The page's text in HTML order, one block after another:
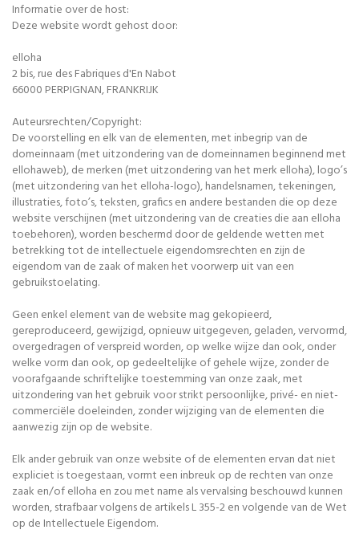
Informatie over de host:
Deze website wordt gehost door:
elloha
2 bis, rue des Fabriques d'En Nabot
66000 PERPIGNAN, FRANKRIJK
Auteursrechten/Copyright:
De voorstelling en elk van de elementen, met inbegrip van de
domeinnaam (met uitzondering van de domeinnamen beginnend met
ellohaweb), de merken (met uitzondering van het merk elloha), logo’s
(met uitzondering van het elloha-logo), handelsnamen, tekeningen,
illustraties, foto’s, teksten, grafics en andere bestanden die op deze
website verschijnen (met uitzondering van de creaties die aan elloha
toebehoren), worden beschermd door de geldende wetten met
betrekking tot de intellectuele eigendomsrechten en zijn de
eigendom van de zaak of maken het voorwerp uit van een
gebruikstoelating.
Geen enkel element van de website mag gekopieerd,
gereproduceerd, gewijzigd, opnieuw uitgegeven, geladen, vervormd,
overgedragen of verspreid worden, op welke wijze dan ook, onder
welke vorm dan ook, op gedeeltelijke of gehele wijze, zonder de
voorafgaande schriftelijke toestemming van onze zaak, met
uitzondering van het gebruik voor strikt persoonlijke, privé- en niet-
commerciële doeleinden, zonder wijziging van de elementen die
aanwezig zijn op de website.
Elk ander gebruik van onze website of de elementen ervan dat niet
expliciet is toegestaan, vormt een inbreuk op de rechten van onze
zaak en/of elloha en zou met name als vervalsing beschouwd kunnen
worden, strafbaar volgens de artikels L 355-2 en volgende van de Wet
op de Intellectuele Eigendom.